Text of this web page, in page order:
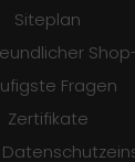
Siteplan
Fragen
Zertifikate